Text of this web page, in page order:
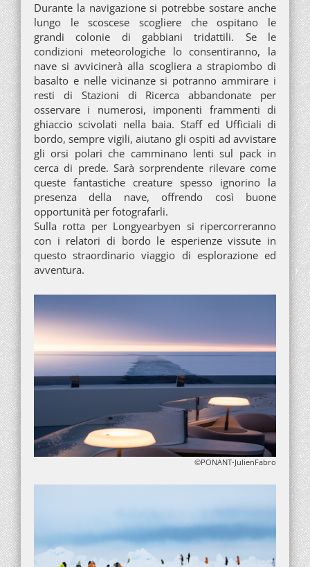
Durante la navigazione si potrebbe sostare anche
lungo le scoscese scogliere che ospitano le
grandi colonie di gabbiani tridattili. Se le
condizioni meteorologiche lo consentiranno, la
nave si avvicinerà alla scogliera a strapiombo di
basalto e nelle vicinanze si potranno ammirare i
resti di Stazioni di Ricerca abbandonate per
osservare i numerosi, imponenti frammenti di
ghiaccio scivolati nella baia. Staff ed Ufficiali di
bordo, sempre vigili, aiutano gli ospiti ad avvistare
gli orsi polari che camminano lenti sul pack in
cerca di prede. Sarà sorprendente rilevare come
queste fantastiche creature spesso ignorino la
presenza della nave, offrendo così buone
opportunità per fotografarli.
Sulla rotta per Longyearbyen si ripercorreranno
con i relatori di bordo le esperienze vissute in
questo straordinario viaggio di esplorazione ed
avventura.
©PONANT-JulienFabro